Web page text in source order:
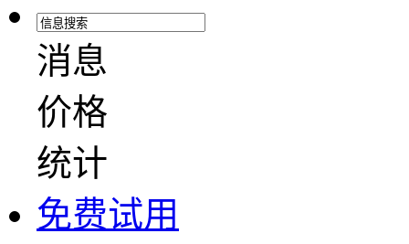
消息
价格
统计
免费试用